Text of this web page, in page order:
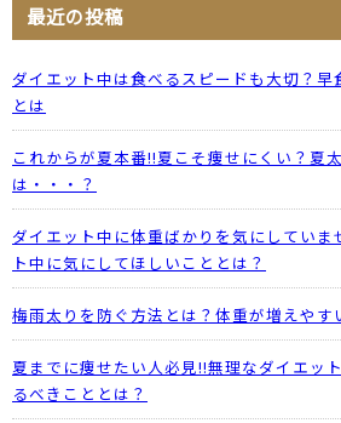
最近の投稿
ダイエット中は食べるスピードも大切？早
とは
これからが夏本番!!夏こそ痩せにくい？夏
は・・・？
ダイエット中に体重ばかりを気にしていま
ト中に気にしてほしいこととは？
梅雨太りを防ぐ方法とは？体重が増えやす
夏までに痩せたい人必見!!無理なダイエッ
るべきこととは？